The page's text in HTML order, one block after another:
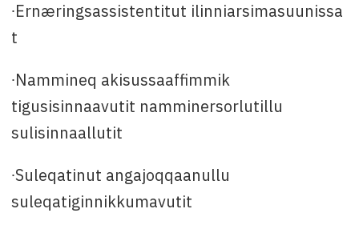
∙Ernæringsassistentitut ilinniarsimasuunissa
t
∙Nammineq akisussaaffimmik
tigusisinnaavutit namminersorlutillu
sulisinnaallutit
∙Suleqatinut angajoqqaanullu
suleqatiginnikkumavutit